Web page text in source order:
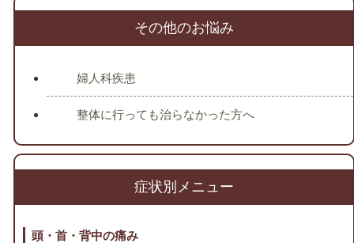
その他のお悩み
婦人科疾患
整体に行っても治らなかった方へ
症状別メニュー
頭・首・背中の痛み